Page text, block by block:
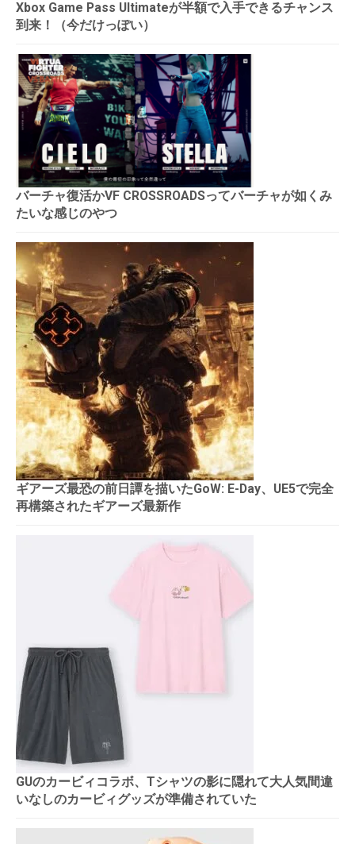
Xbox Game Pass Ultimateが半額で入手できるチャンス
到来！（今だけっぽい）
バーチャ復活かVF CROSSROADSってバーチャが如くみ
たいな感じのやつ
ギアーズ最恐の前日譚を描いたGoW: E-Day、UE5で完全
再構築されたギアーズ最新作
GUのカービィコラボ、Tシャツの影に隠れて大人気間違
いなしのカービィグッズが準備されていた